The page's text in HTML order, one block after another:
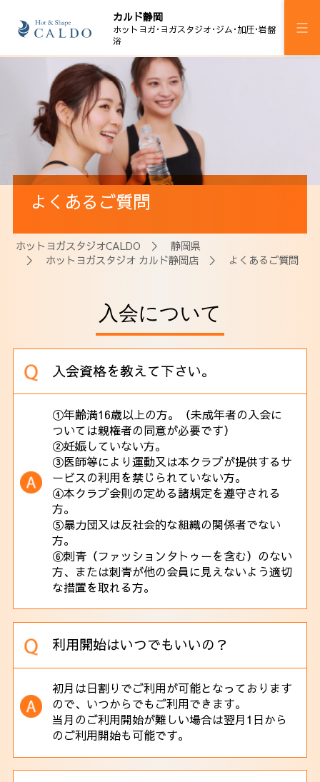
カルド静岡
ホットヨガ･ヨガスタジオ･ジム･加圧･岩盤
浴
施設案内
プログラム
スケジュール
ジム
加圧ボディメイキング
岩盤浴
アクセス
よくあるご質問
ホットヨガスタジオCALDO ＞静岡県
＞ ホットヨガスタジオ カルド静岡店 ＞ よくあるご質問
入会について
入会資格を教えて下さい。
①年齢満16歳以上の方。（未成年者の入会に
ついては親権者の同意が必要です）
②妊娠していない方。
③医師等により運動又は本クラブが提供するサ
ービスの利用を禁じられていない方。
④本クラブ会則の定める諸規定を遵守される
方。
⑤暴力団又は反社会的な組織の関係者でない
方。
⑥刺青（ファッションタトゥーを含む）のない
方、または刺青が他の会員に見えないよう適切
な措置を取れる方。
利用開始はいつでもいいの？
初月は日割りでご利用が可能となっております
ので、いつからでもご利用できます。
当月のご利用開始が難しい場合は翌月1日から
のご利用開始も可能です。